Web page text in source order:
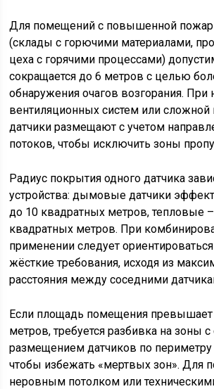
Для помещений с повышенной
(склады с горючими материалами,
цеха с горячими процессами)
сокращается до 6 метров с целью
обнаружения очагов возгорания. При
вентиляционных систем или сложной
датчики размещают с учетом
потоков, чтобы исключить зоны
Радиус покрытия одного датчика
устройства: дымовые датчики
до 10 квадратных метров, тепловые
квадратных метров. При
применении следует
жёсткие требования, исходя из
расстояния между соседними
Если площадь помещения превышает
метров, требуется разбивка на зоны
размещением датчиков по периметру
чтобы избежать «мертвых зон». Для
неровным потолком или